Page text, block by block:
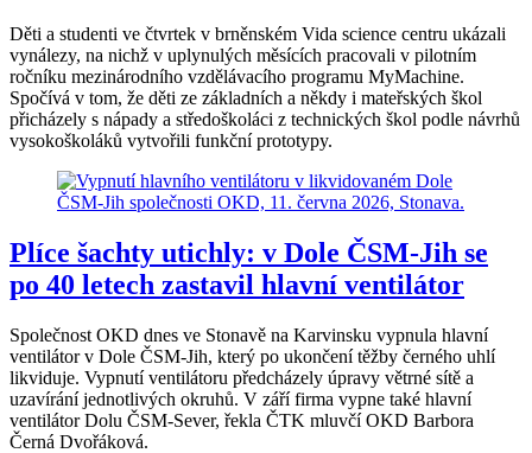
Děti a studenti ve čtvrtek v brněnském Vida science centru ukázali
vynálezy, na nichž v uplynulých měsících pracovali v pilotním
ročníku mezinárodního vzdělávacího programu MyMachine.
Spočívá v tom, že děti ze základních a někdy i mateřských škol
přicházely s nápady a středoškoláci z technických škol podle návrhů
vysokoškoláků vytvořili funkční prototypy.
Plíce šachty utichly: v Dole ČSM-Jih se
po 40 letech zastavil hlavní ventilátor
Společnost OKD dnes ve Stonavě na Karvinsku vypnula hlavní
ventilátor v Dole ČSM-Jih, který po ukončení těžby černého uhlí
likviduje. Vypnutí ventilátoru předcházely úpravy větrné sítě a
uzavírání jednotlivých okruhů. V září firma vypne také hlavní
ventilátor Dolu ČSM-Sever, řekla ČTK mluvčí OKD Barbora
Černá Dvořáková.